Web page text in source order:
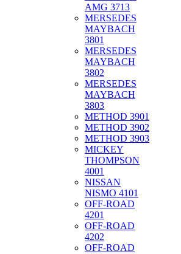
AMG 3713
MERSEDES
MAYBACH
3801
MERSEDES
MAYBACH
3802
MERSEDES
MAYBACH
3803
METHOD 3901
METHOD 3902
METHOD 3903
MICKEY
THOMPSON
4001
NISSAN
NISMO 4101
OFF-ROAD
4201
OFF-ROAD
4202
OFF-ROAD